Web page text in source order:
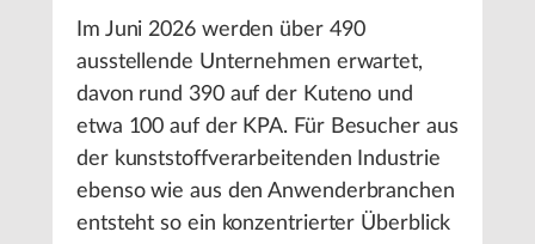
Im Juni 2026 werden über 490
ausstellende Unternehmen erwartet,
davon rund 390 auf der Kuteno und
etwa 100 auf der KPA. Für Besucher aus
der kunststoffverarbeitenden Industrie
ebenso wie aus den Anwenderbranchen
entsteht so ein konzentrierter Überblick